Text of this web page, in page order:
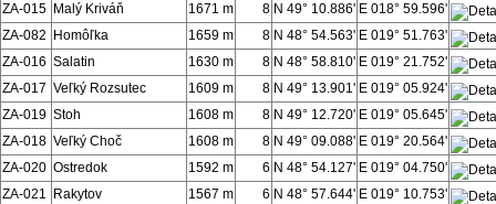
ZA-015 Malý Kriváň 1671 m 8 N 49° 10.886' E 018° 59.596'
ZA-082
Homôľka 1659 m 8 N 48° 54.563' E 019° 51.763'
ZA-016 Salatin 1630 m 8 N 48° 58.810' E 019° 21.752'
ZA-017 Veľký Rozsutec 1609 m 8 N 49° 13.901' E 019° 05.924'
ZA-019 Stoh 1608 m 8 N 49° 12.720' E 019° 05.645'
ZA-018 Veľký Choč 1608 m 8 N 49° 09.088' E 019° 20.564'
ZA-020 Ostredok 1592 m 6 N 48° 54.127' E 019° 04.750'
ZA-021
Rakytov 1567 m 6 N 48° 57.644' E 019° 10.753'